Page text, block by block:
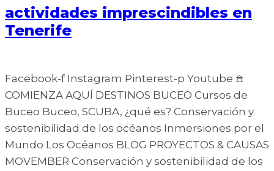
actividades imprescindibles en
Tenerife
Facebook-f Instagram Pinterest-p Youtube 𖠿
COMIENZA AQUÍ DESTINOS BUCEO Cursos de
Buceo Buceo, SCUBA, ¿qué es? Conservación y
sostenibilidad de los océanos Inmersiones por el
Mundo Los Océanos BLOG PROYECTOS & CAUSAS
MOVEMBER Conservación y sostenibilidad de los